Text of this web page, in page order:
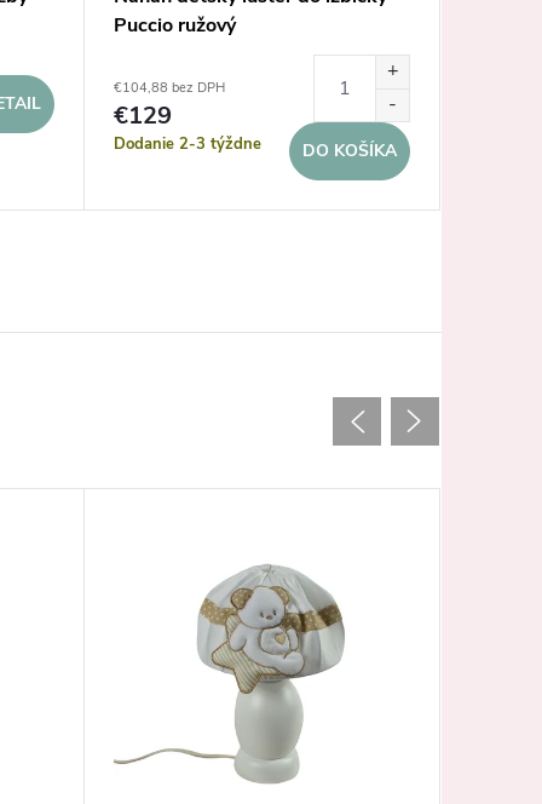
Puccio ružový
€104,88 bez DPH
€129
Dodanie 2-3 týždne DO KOŠÍKA